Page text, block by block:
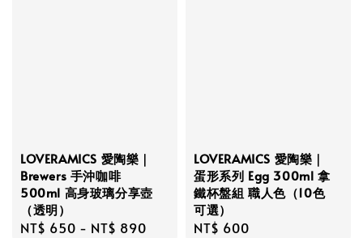
LOVERAMICS 愛陶樂｜
Brewers 手沖咖啡
500ml 高身玻璃分享壺
（透明）
Regular
NT$ 650 - NT$ 890
LOVERAMICS 愛陶樂｜
蛋形系列 Egg 300ml 拿
鐵杯盤組 職人色（10色
可選）
Regular
NT$ 600